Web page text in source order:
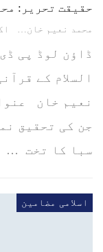
حقیقت تحریر:
ڈاؤن لوڈ پی
السلام کے
نعیم خان
جن کی تحقیق
سبا کا تخت …
اسلامی مضامین